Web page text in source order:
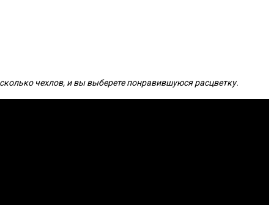
чехлов, и вы выберете понравившуюся расцветку.